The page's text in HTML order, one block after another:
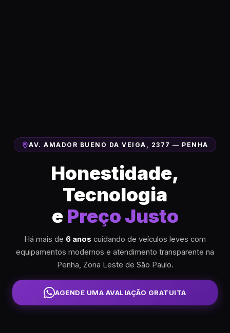
AV. AMADOR BUENO DA VEIGA, 2377 — PENHA
Honestidade,
Tecnologia
e Preço Justo
Há mais de 6 anos cuidando de veículos leves com
equipamentos modernos e atendimento transparente na
Penha, Zona Leste de São Paulo.
AGENDE UMA AVALIAÇÃO GRATUITA